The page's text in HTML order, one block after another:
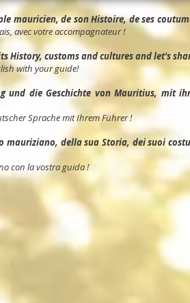
mauricien, de son Histoire, de ses
avec votre accompagnateur !
History, customs and cultures and let's
with your guide!
und die Geschichte von Mauritius, mit
Sprache mit Ihrem Führer !
mauriziano, della sua Storia, dei suoi
con la vostra guida !